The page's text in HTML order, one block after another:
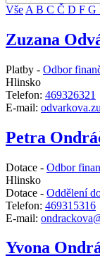
Vše A B C Č D F G
Zuzana
Platby - Odbor
Hlinsko
Telefon: 469326321
E-mail:
Petra
Dotace - Odbor
Hlinsko
Dotace - Oddělení
Telefon: 469315316
E-mail:
Yvona